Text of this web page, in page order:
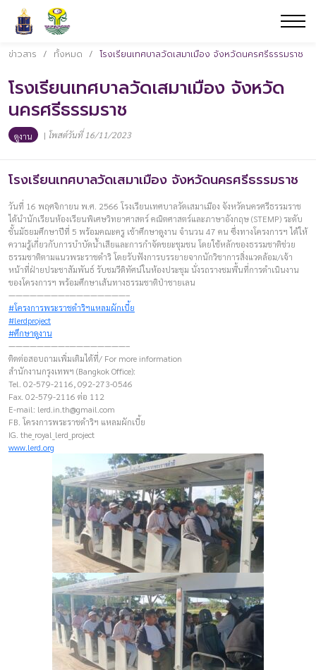
ข่าวสาร / ทั้งหมด / โรงเรียนเทศบาลวัดเสมาเมือง จังหวัดนครศรีธรรมราช
โรงเรียนเทศบาลวัดเสมาเมือง จังหวัด
นครศรีธรรมราช
ดูงาน | โพสต์วันที่ 16/11/2023
โรงเรียนเทศบาลวัดเสมาเมือง จังหวัดนครศรีธรรมราช
วันที่ 16 พฤศจิกายน พ.ศ. 2566 โรงเรียนเทศบาลวัดเสมาเมือง จังหวัดนครศรีธรรมราช
ได้นำนักเรียนห้องเรียนพิเศษวิทยาศาสตร์ คณิตศาสตร์และภาษาอังกฤษ (STEMP) ระดับ
ชั้นมัธยมศึกษาปีที่ 5 พร้อมคณะครู เข้าศึกษาดูงาน จำนวน 47 คน ซึ่งทางโครงการฯ ได้ให้
ความรู้เกี่ยวกับการบำบัดน้ำเสียและการกำจัดขยะชุมชน โดยใช้หลักของธรรมชาติช่วย
ธรรมชาติตามแนวพระราชดำริ โดยรับฟังการบรรยายจากนักวิชาการสิ่งแวดล้อม/เจ้า
หน้าที่ฝ่ายประชาสัมพันธ์ รับชมวีดิทัศน์ในห้องประชุม นั่งรถรางชมพื้นที่การดำเนินงาน
ของโครงการฯ พร้อมศึกษาเส้นทางธรรมชาติป่าชายเลน
————————–————————–
#โครงการพระราชดำริฯแหลมผักเบี้ย
#lerdproject
#ศึกษาดูงาน
————————–————————–
ติดต่อสอบถามเพิ่มเติมได้ที่/ For more information
สำนักงานกรุงเทพฯ (Bangkok Office):
Tel. 02-579-2116, 092-273-0546
Fax. 02-579-2116 ต่อ 112
E-mail: lerd.in.th@gmail.com
FB. โครงการพระราชดำริฯ แหลมผักเบี้ย
IG. the_royal_lerd_project
www.lerd.org